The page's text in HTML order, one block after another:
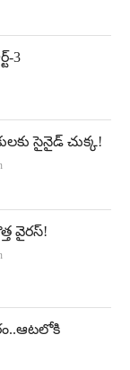
3
సైనైడ్‌ చుక్క!
వైరస్‌!